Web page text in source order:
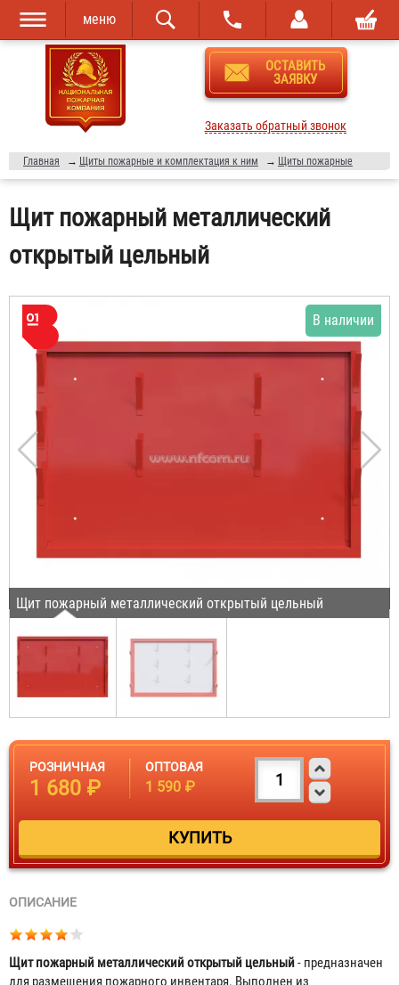
Перейти к
основному
содержанию
Skip to
navigation
меню
ОСТАВИТЬ
ЗАЯВКУ
Заказать обратный звонок
Главная → Щиты пожарные и комплектация к ним → Щиты пожарные
Щит пожарный металлический
открытый цельный
Щит пожарный металлический открытый цельный
В наличии
РОЗНИЧНАЯ
1 680 ₽
ОПТОВАЯ
1 590 ₽
ОПИСАНИЕ
Щит пожарный металлический открытый цельный- предназначен
для размещения пожарного инвентаря. Выполнен из